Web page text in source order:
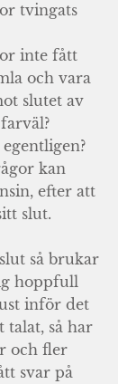
tvingats
inte fått
och vara
slutet av
kan
efter att
slut.
så brukar
hoppfull
inför det
talat, så har
och fler
svar på